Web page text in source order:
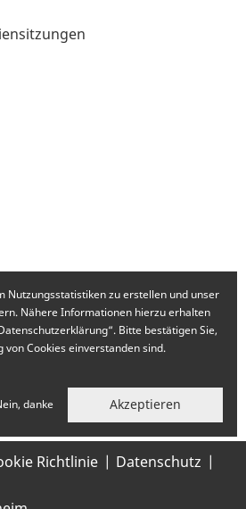
Richtlinie
Datenschutz
Nutzungsstatistiken zu erstellen und unser
Nähere Informationen hierzu erhalten
Bitte bestätigen Sie,
von Cookies einverstanden sind.
danke Akzeptieren